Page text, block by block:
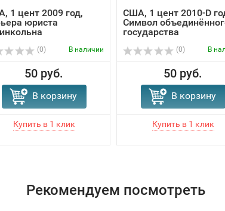
1 цент 2009 год,
юриста
(0) В наличии
50 руб.
В корзину
США, 1 цент 2010-D
Символ
государства
(0) В
50 руб.
В корзину
Рекомендуем посмотреть